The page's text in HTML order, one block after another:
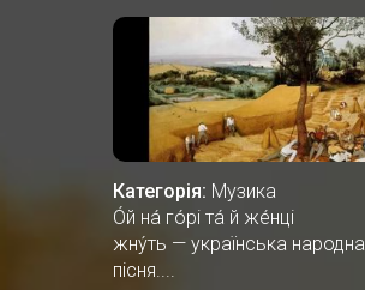
Категорія: Музика
О́й на́ го́рі та́ й же́нці
жну́ть — українська народна
пісня....